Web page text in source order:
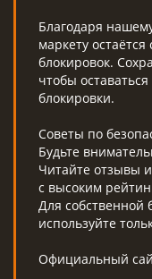
Благодаря
маркету
блокировок.
чтобы
блокировки.
Советы по
Будьте
Читайте отзывы
с высоким
Для собственной
используйте
Официальный